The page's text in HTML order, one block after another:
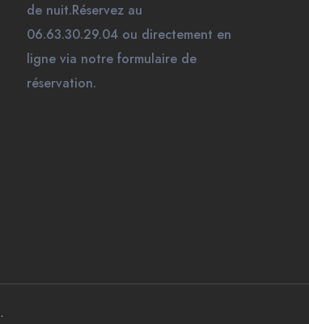
de nuit.Réservez au
06.63.30.29.04 ou directement en
ligne via notre formulaire de
réservation.
.